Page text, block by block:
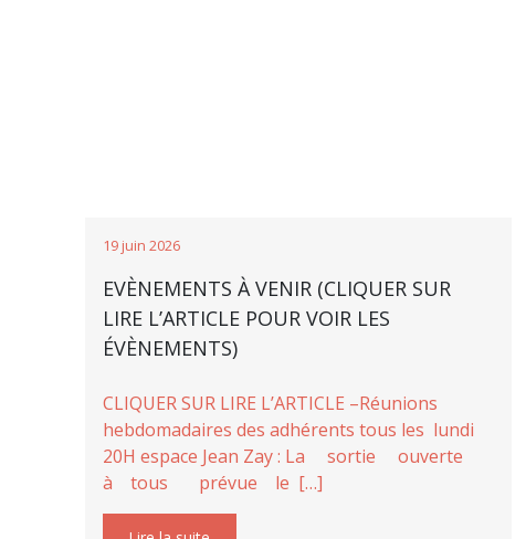
19 juin 2026
EVÈNEMENTS À VENIR (CLIQUER SUR
LIRE L’ARTICLE POUR VOIR LES
ÉVÈNEMENTS)
CLIQUER SUR LIRE L’ARTICLE –Réunions
hebdomadaires des adhérents tous les lundi
20H espace Jean Zay : La sortie ouverte
à tous prévue le […]